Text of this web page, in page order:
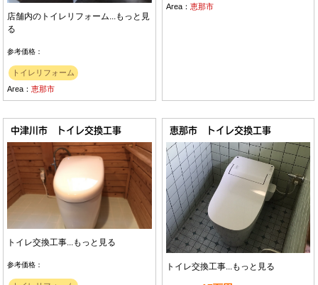
店舗内のトイレリフォーム...もっと見
る
参考価格：
トイレリフォーム
Area：恵那市
Area：恵那市
中津川市 トイレ交換工事
トイレ交換工事...もっと見る
参考価格：
恵那市 トイレ交換工事
トイレ交換工事... もっと見る